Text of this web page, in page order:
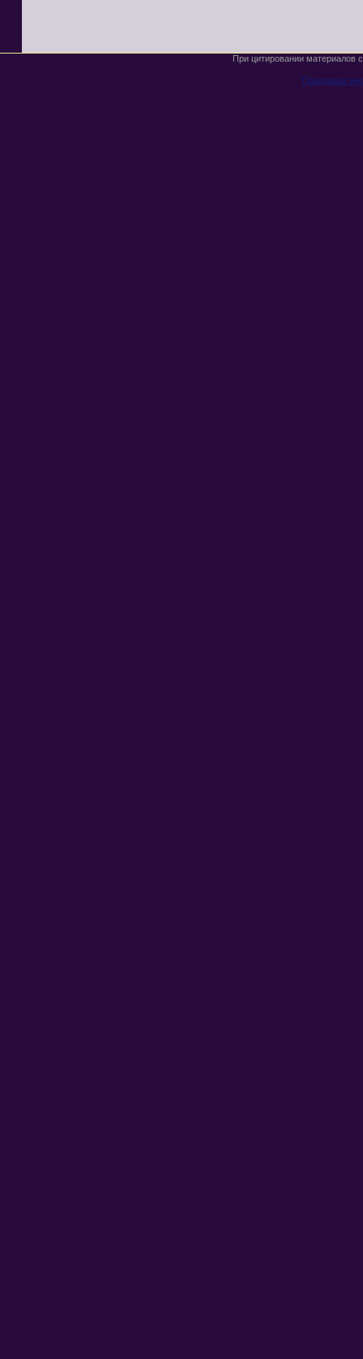
При цитировании материалов
Правдивая